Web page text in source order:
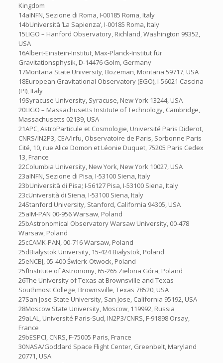
Kingdom
14aINFN, Sezione di Roma, I-00185 Roma, Italy
14bUniversità ’La Sapienza’, I-00185 Roma, Italy
15LIGO – Hanford Observatory, Richland, Washington 99352,
USA
16Albert-Einstein-Institut, Max-Planck-Institut für
Gravitationsphysik, D-14476 Golm, Germany
17Montana State University, Bozeman, Montana 59717, USA
18European Gravitational Observatory (EGO), I-56021 Cascina
(PI), Italy
19Syracuse University, Syracuse, New York 13244, USA
20LIGO – Massachusetts Institute of Technology, Cambridge,
Massachusetts 02139, USA
21APC, AstroParticule et Cosmologie, Université Paris Diderot,
CNRS/IN2P3, CEA/Irfu, Observatoire de Paris, Sorbonne Paris
Cité, 10, rue Alice Domon et Léonie Duquet, 75205 Paris Cedex
13, France
22Columbia University, New York, New York 10027, USA
23aINFN, Sezione di Pisa, I-53100 Siena, Italy
23bUniversità di Pisa; I-56127 Pisa, I-53100 Siena, Italy
23cUniversità di Siena, I-53100 Siena, Italy
24Stanford University, Stanford, California 94305, USA
25aIM-PAN 00-956 Warsaw, Poland
25bAstronomical Observatory Warsaw University, 00-478
Warsaw, Poland
25cCAMK-PAN, 00-716 Warsaw, Poland
25dBiałystok University, 15-424 Białystok, Poland
25eNCBJ, 05-400 Świerk-Otwock, Poland
25fInstitute of Astronomy, 65-265 Zielona Góra, Poland
26The University of Texas at Brownsville and Texas
Southmost College, Brownsville, Texas 78520, USA
27San Jose State University, San Jose, California 95192, USA
28Moscow State University, Moscow, 119992, Russia
29aLAL, Université Paris-Sud, IN2P3/CNRS, F-91898 Orsay,
France
29bESPCI, CNRS, F-75005 Paris, France
30NASA/Goddard Space Flight Center, Greenbelt, Maryland
20771, USA